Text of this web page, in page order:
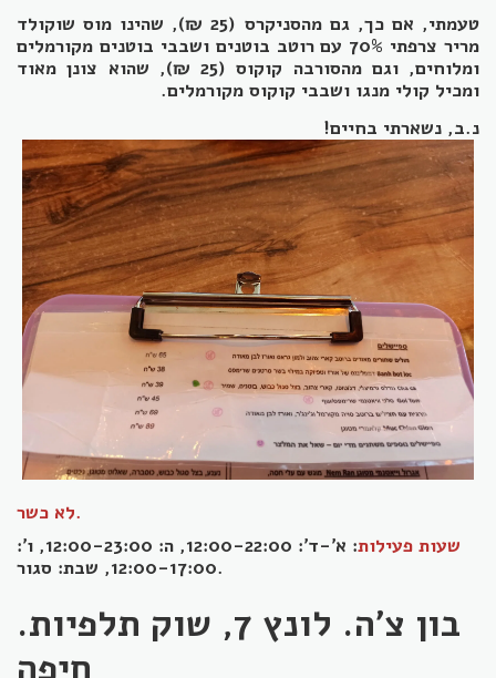
טעמתי, אם כך, גם מהסניקרס (25 ₪), שהינו מוס שוקולד
מריר צרפתי 70% עם רוטב בוטנים ושבבי בוטנים מקורמלים
ומלוחים, וגם מהסורבה קוקוס (25 ₪), שהוא צונן מאוד
ומכיל קולי מנגו ושבבי קוקוס מקורמלים.
נ.ב, נשארתי בחיים!
לא כשר.
שעות פעילות
: א'-ד': 12:00-22:00, ה: 12:00-23:00, ו':
12:00-17:00, שבת: סגור.
בון צ'ה. לונץ 7, שוק תלפיות.
חיפה